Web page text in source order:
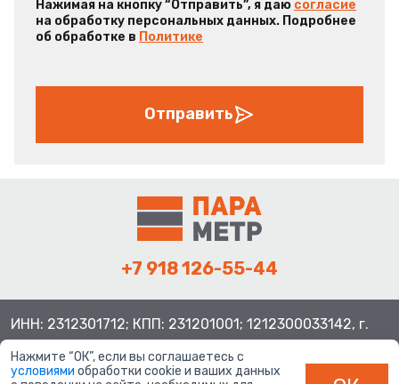
Нажимая на кнопку “Отправить”, я даю согласие
на обработку персональных данных. Подробнее
об обработке в Политике
Отправить
+7 918 126-55-44
ИНН: 2312301712; КПП: 231201001; 1212300033142, г.
Краснодар ул. Просторная, 21, индекс 350080
Нажмите “ОК”, если вы соглашаетесь с
условиями обработки cookie и ваших данных